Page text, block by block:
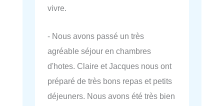
vivre.
- Nous avons passé un très
agréable séjour en chambres
d'hotes. Claire et Jacques nous ont
préparé de très bons repas et petits
déjeuners. Nous avons été très bien